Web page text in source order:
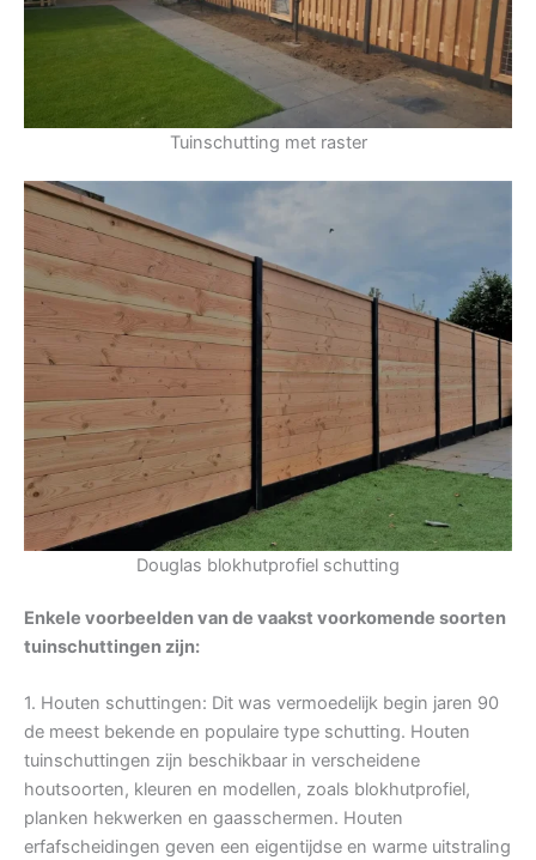
Tuinschutting met raster
Douglas blokhutprofiel schutting
Enkele voorbeelden van de vaakst voorkomende soorten
tuinschuttingen zijn:
1. Houten schuttingen: Dit was vermoedelijk begin jaren 90
de meest bekende en populaire type schutting. Houten
tuinschuttingen zijn beschikbaar in verscheidene
houtsoorten, kleuren en modellen, zoals blokhutprofiel,
planken hekwerken en gaasschermen. Houten
erfafscheidingen geven een eigentijdse en warme uitstraling